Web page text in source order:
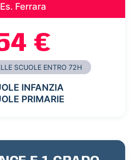
Es. Ferrara
€
SCUOLE ENTRO 72H
INFANZIA
PRIMARIE